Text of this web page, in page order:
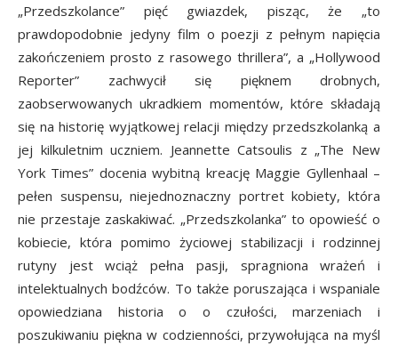
„Przedszkolance” pięć gwiazdek, pisząc, że „to
prawdopodobnie jedyny film o poezji z pełnym napięcia
zakończeniem prosto z rasowego thrillera”, a „Hollywood
Reporter” zachwycił się pięknem drobnych,
zaobserwowanych ukradkiem momentów, które składają
się na historię wyjątkowej relacji między przedszkolanką a
jej kilkuletnim uczniem. Jeannette Catsoulis z „The New
York Times” docenia wybitną kreację Maggie Gyllenhaal –
pełen suspensu, niejednoznaczny portret kobiety, która
nie przestaje zaskakiwać. „Przedszkolanka” to opowieść o
kobiecie, która pomimo życiowej stabilizacji i rodzinnej
rutyny jest wciąż pełna pasji, spragniona wrażeń i
intelektualnych bodźców. To także poruszająca i wspaniale
opowiedziana historia o o czułości, marzeniach i
poszukiwaniu piękna w codzienności, przywołująca na myśl